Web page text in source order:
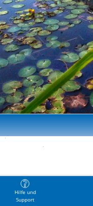
Hilfe und
Support